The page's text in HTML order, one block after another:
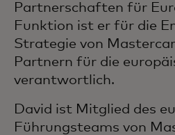
Partnerschaften für
Funktion ist er für die
Strategie von
Partnern für die
verantwortlich.
David ist Mitglied des
Führungsteams von